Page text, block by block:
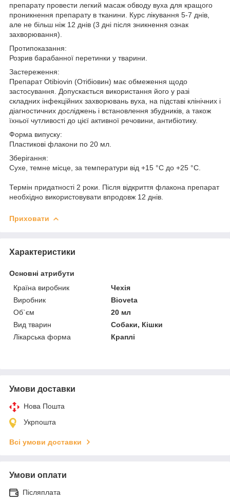
препарату провести легкий масаж обводу вуха для кращого
проникнення препарату в тканини. Курс лікування 5-7 днів,
але не більш ніж 12 днів (3 дні після зникнення ознак
захворювання).
Протипоказання:
Розрив барабанної перетинки у тварини.
Застереження:
Препарат Otibiovin (Отібіовин) має обмеження щодо
застосування. Допускається використання його у разі
складних інфекційних захворювань вуха, на підставі клінічних і
діагностичних досліджень і встановлення збудників, а також
їхньої чутливості до цієї активної речовини, антибіотику.
Форма випуску:
Пластикові флакони по 20 мл.
Зберігання:
Сухе, темне місце, за температури від +15 °C до +25 °C.
Термін придатності 2 роки. Після відкриття флакона препарат
необхідно використовувати впродовж 12 днів.
Приховати
Характеристики
Основні атрибути
Країна виробник
Чехія
Виробник
Bioveta
Об`єм
20 мл
Вид тварин
Собаки, Кішки
Лікарська форма
Краплі
Умови доставки
Нова Пошта
Укрпошта
Всі умови доставки
Умови оплати
Післяплата